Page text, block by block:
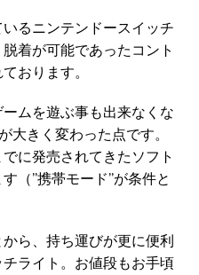
るニンテンドースイッチ
着が可能であったコント
おります。
ムを遊ぶ事も出来なくな
大きく変わった点です。
に発売されてきたソフト
（”携帯モード”が条件と
ら、持ち運びが更に便利
ライト。お値段もお手頃